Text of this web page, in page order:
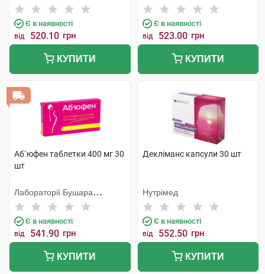
Є в наявності
від 520.10 грн
КУПИТИ
Є в наявності
від 523.00 грн
КУПИТИ
Аб`юфен таблетки 400 мг 30
шт
Лабораторії Бушара
Рекордаті
Є в наявності
від 541.90 грн
КУПИТИ
Декліманс капсули 30 шт
Нутрімед
Є в наявності
від 552.50 грн
КУПИТИ